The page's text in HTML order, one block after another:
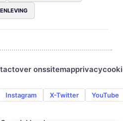
over onssitemapprivacy
Instagram X-Twitter YouTube